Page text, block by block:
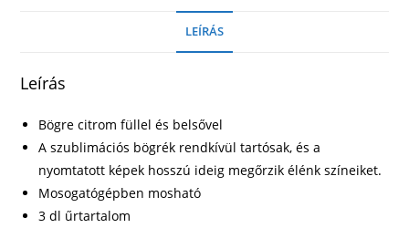
LEÍRÁS
Leírás
Bögre citrom füllel és belsővel
A szublimációs bögrék rendkívül tartósak, és a
nyomtatott képek hosszú ideig megőrzik élénk színeiket.
Mosogatógépben mosható
3 dl űrtartalom